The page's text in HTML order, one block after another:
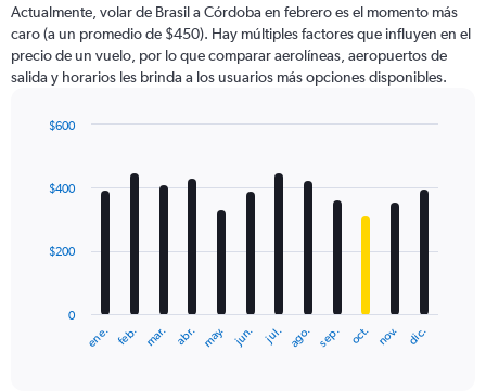
Actualmente, volar de Brasil a Córdoba en febrero es el momento más
caro (a un promedio de $450). Hay múltiples factores que influyen en el
precio de un vuelo, por lo que comparar aerolíneas, aeropuertos de
salida y horarios les brinda a los usuarios más opciones disponibles.
with
12
The
ene. feb. mar. abr. may. jun. jul. ago. sep. oct. nov. dic.
0
$200
$400
$600